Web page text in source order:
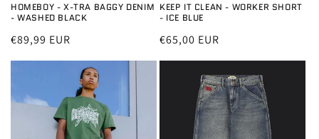
HOMEBOY - X-TRA BAGGY DENIM
- WASHED BLACK
Normale
prijs
€89,99 EUR
KEEP IT CLEAN - WORKER SHORT
- ICE BLUE
Normale
prijs
€65,00 EUR